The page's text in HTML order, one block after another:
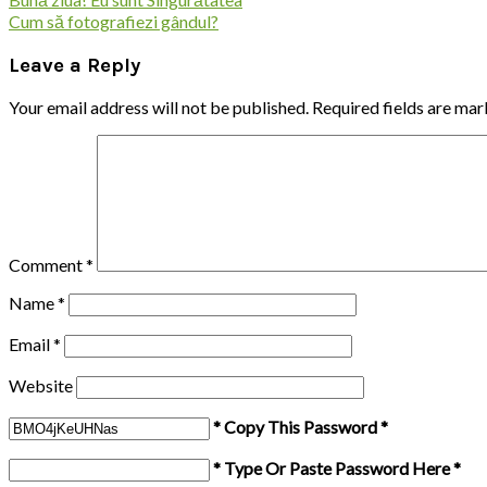
navigation
Cum să fotografiezi gândul?
Leave a Reply
Your email address will not be published. Required fields are
Comment*
Name*
Email*
Website
* Copy This Password *
* Type Or Paste Password Here *